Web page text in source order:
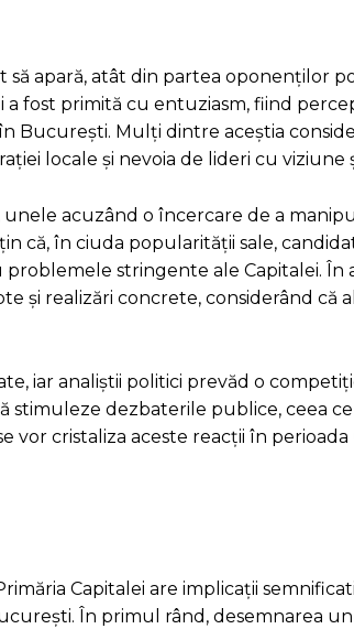
apară, atât din partea oponenților
fost primită cu entuziasm, fiind
București. Mulți dintre aceștia
locale și nevoia de lideri cu viziune
acuzând o încercare de a
că, în ciuda popularității sale,
stringente ale Capitalei. În
și realizări concrete, considerând că
iar analiștii politici prevăd o
dezbaterile publice, ceea
vor cristaliza aceste reacții în
Capitalei are implicații
În primul rând, desemnarea